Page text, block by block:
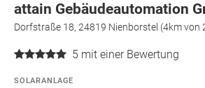
attain Gebäudeautomation
Dorfstraße 18, 24819 Nienborstel (4km von
5 mit einer Bewertung
SOLARANLAGE